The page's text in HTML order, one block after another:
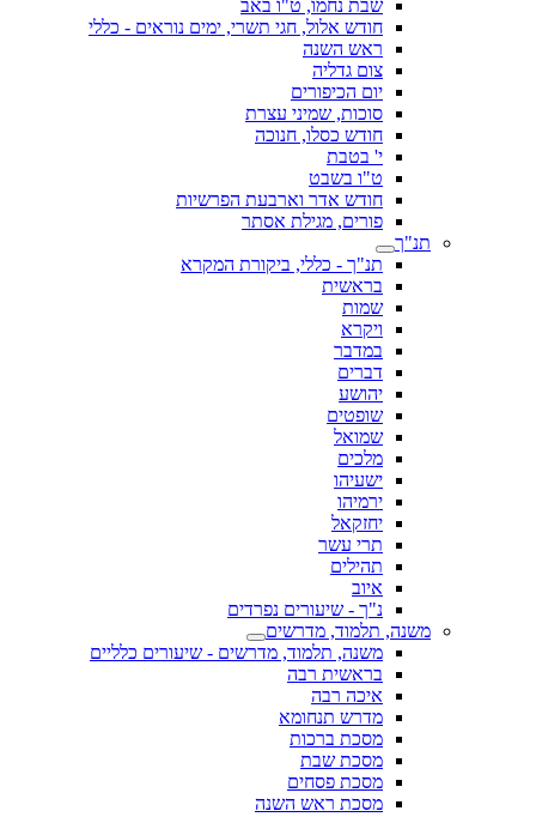
שבת נחמו, ט"ו באב
חודש אלול, חגי תשרי, ימים נוראים - כללי
ראש השנה
צום גדליה
יום הכיפורים
סוכות, שמיני עצרת
חודש כסלו, חנוכה
י' בטבת
ט"ו בשבט
חודש אדר וארבעת הפרשיות
פורים, מגילת אסתר
תנ"ך
תנ"ך - כללי, ביקורת המקרא
בראשית
שמות
ויקרא
במדבר
דברים
יהושע
שופטים
שמואל
מלכים
ישעיהו
ירמיהו
יחזקאל
תרי עשר
תהילים
איוב
נ"ך - שיעורים נפרדים
משנה, תלמוד, מדרשים
משנה, תלמוד, מדרשים - שיעורים כלליים
בראשית רבה
איכה רבה
מדרש תנחומא
מסכת ברכות
מסכת שבת
מסכת פסחים
מסכת ראש השנה